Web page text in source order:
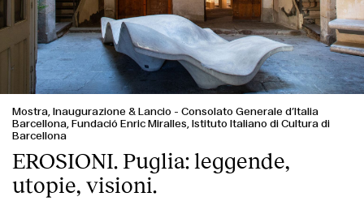
Mostra, Inaugurazione & Lancio - Consolato Generale d’Italia
Barcellona, Fundació Enric Miralles, Istituto Italiano di Cultura di
Barcellona
EROSIONI. Puglia: leggende,
utopie, visioni.